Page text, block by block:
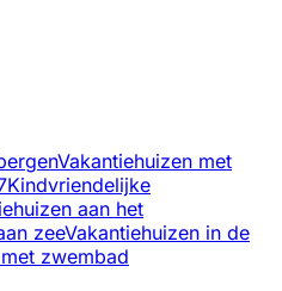
Vakantiehuizen met
Kindvriendelijke
aan het
zeeVakantiehuizen in de
zwembad